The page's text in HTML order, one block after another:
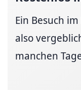
Ein Besuch
also
manchen